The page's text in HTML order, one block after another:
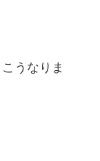
うなりま